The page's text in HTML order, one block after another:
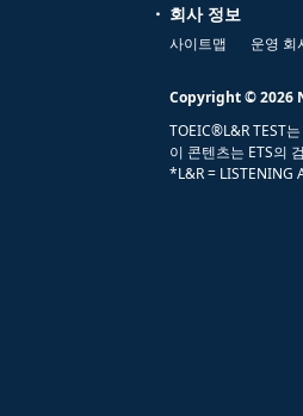
회사 정보
사이트맵 운영 회
Copyright © 2026
TOEIC®L&R TEST
이 콘텐츠는 ETS의
*L&R = LISTENING